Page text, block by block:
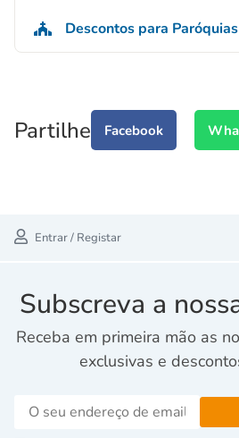
Descontos para Paróquias
Partilhe Facebook
Entrar / Registar
Subscreva a
Receba em primeira mão as
exclusivas e